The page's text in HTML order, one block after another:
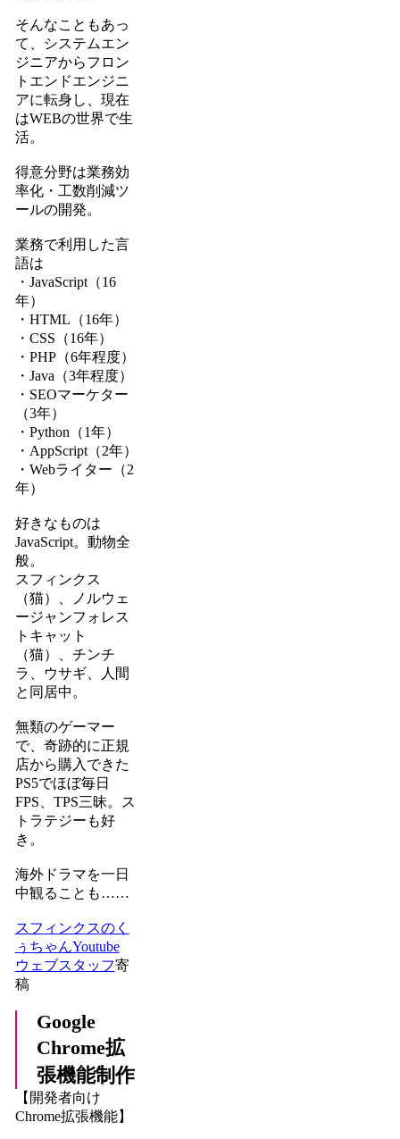
そんなこともあっ
て、システムエン
ジニアからフロン
トエンドエンジニ
アに転身し、現在
はWEBの世界で生
活。
得意分野は業務効
率化・工数削減ツ
ールの開発。
業務で利用した言
語は
・JavaScript（16
年）
・HTML（16年）
・CSS（16年）
・PHP（6年程度）
・Java（3年程度）
・SEOマーケター
（3年）
・Python（1年）
・AppScript（2年）
・Webライター（2
年）
好きなものは
JavaScript。動物全
般。
スフィンクス
（猫）、ノルウェ
ージャンフォレス
トキャット
（猫）、チンチ
ラ、ウサギ、人間
と同居中。
無類のゲーマー
で、奇跡的に正規
店から購入できた
PS5でほぼ毎日
FPS、TPS三昧。ス
トラテジーも好
き。
海外ドラマを一日
中観ることも……
スフィンクスのく
ぅちゃんYoutube
ウェブスタッフ寄
稿
Google
Chrome拡
張機能制作
【開発者向け
Chrome拡張機能】